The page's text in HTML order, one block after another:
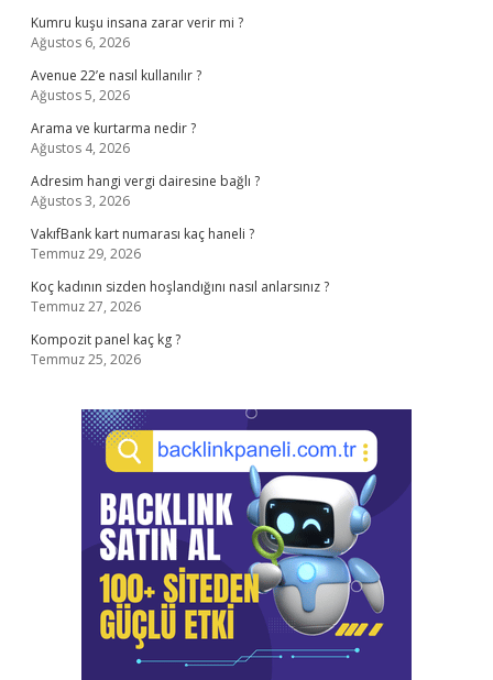
Kumru kuşu insana zarar verir mi ?
Ağustos 6, 2026
Avenue 22’e nasıl kullanılır ?
Ağustos 5, 2026
Arama ve kurtarma nedir ?
Ağustos 4, 2026
Adresim hangi vergi dairesine bağlı ?
Ağustos 3, 2026
VakıfBank kart numarası kaç haneli ?
Temmuz 29, 2026
Koç kadının sizden hoşlandığını nasıl anlarsınız ?
Temmuz 27, 2026
Kompozit panel kaç kg ?
Temmuz 25, 2026